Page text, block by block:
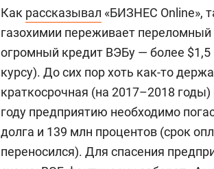
Как рассказывал «БИЗНЕС Online»,
газохимии переживает
огромный кредит ВЭБу — более
курсу). До сих пор хоть как-то
краткосрочная (на 2017–2018
году предприятию необходимо
долга и 139 млн процентов (срок
переносился). Для спасения